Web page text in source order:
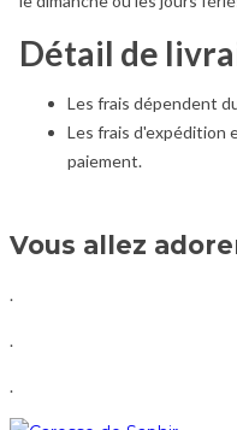
Détail de
Les frais dépendent
Les frais d'expédition
paiement.
Vous allez
.
.
.